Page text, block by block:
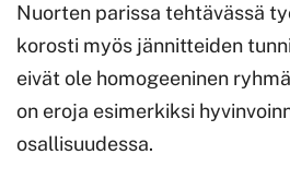
Nuorten parissa tehtävässä
korosti myös jännitteiden
eivät ole homogeeninen
on eroja esimerkiksi
osallisuudessa.